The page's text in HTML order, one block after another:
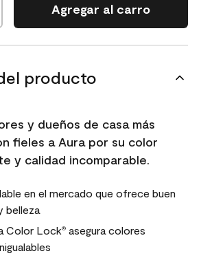
Agregar al carro
producto
y dueños de casa más
fieles a Aura por su color
y calidad incomparable.
en el mercado que ofrece buen
belleza
Color Lock® asegura colores